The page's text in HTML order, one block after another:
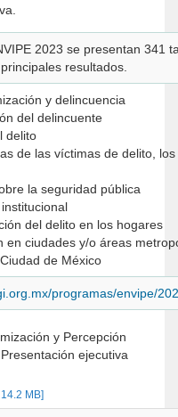
2023 se presentan 341
resultados.
y delincuencia
del delincuente
delito
de las víctimas de delito,
la seguridad pública
del delito en los hogares
en ciudades y/o áreas
de México
programas/envipe/
ejecutiva
MB]